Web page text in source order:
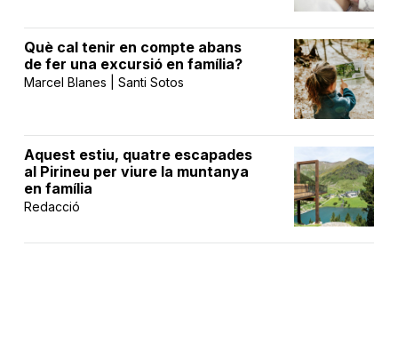
Què cal tenir en compte abans
de fer una excursió en família?
Marcel Blanes | Santi Sotos
Aquest estiu, quatre escapades
al Pirineu per viure la muntanya
en família
Redacció